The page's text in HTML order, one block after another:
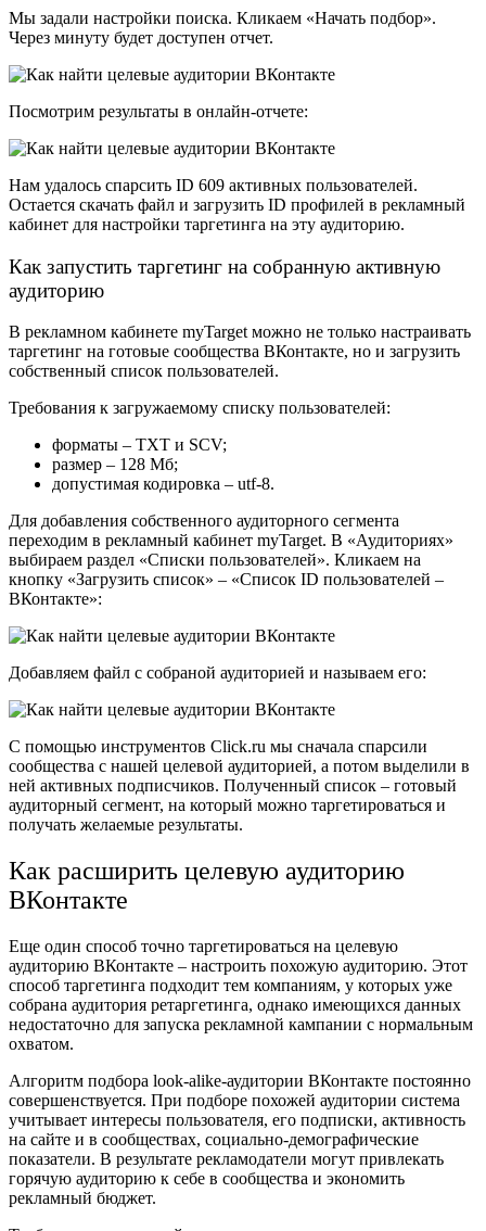
Мы задали настройки поиска. Кликаем «Начать подбор».
Через минуту будет доступен отчет.
Посмотрим результаты в онлайн-отчете:
Нам удалось спарсить ID 609 активных пользователей.
Остается скачать файл и загрузить ID профилей в рекламный
кабинет для настройки таргетинга на эту аудиторию.
Как запустить таргетинг на собранную активную
аудиторию
В рекламном кабинете myTarget можно не только настраивать
таргетинг на готовые сообщества ВКонтакте, но и загрузить
собственный список пользователей.
Требования к загружаемому списку пользователей:
форматы – TXT и SCV;
размер – 128 Мб;
допустимая кодировка – utf-8.
Для добавления собственного аудиторного сегмента
переходим в рекламный кабинет myTarget. В «Аудиториях»
выбираем раздел «Списки пользователей». Кликаем на
кнопку «Загрузить список» – «Список ID пользователей –
ВКонтакте»:
Добавляем файл с собраной аудиторией и называем его:
С помощью инструментов Click.ru мы сначала спарсили
сообщества с нашей целевой аудиторией, а потом выделили в
ней активных подписчиков. Полученный список – готовый
аудиторный сегмент, на который можно таргетироваться и
получать желаемые результаты.
Как расширить целевую аудиторию
ВКонтакте
Еще один способ точно таргетироваться на целевую
аудиторию ВКонтакте – настроить похожую аудиторию. Этот
способ таргетинга подходит тем компаниям, у которых уже
собрана аудитория ретаргетинга, однако имеющихся данных
недостаточно для запуска рекламной кампании с нормальным
охватом.
Алгоритм подбора look-alike-аудитории ВКонтакте постоянно
совершенствуется. При подборе похожей аудитории система
учитывает интересы пользователя, его подписки, активность
на сайте и в сообществах, социально-демографические
показатели. В результате рекламодатели могут привлекать
горячую аудиторию к себе в сообщества и экономить
рекламный бюджет.